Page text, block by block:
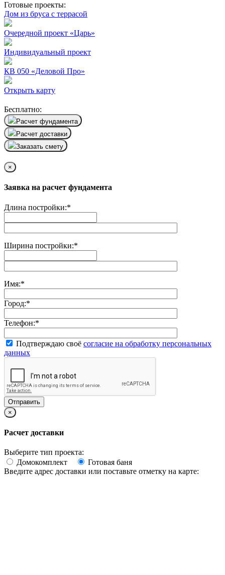
Готовые проекты:
Дом из бруса с террасой
Очередной проект «Царь»
Индивидуальный проект
КВ 050 «Деловой Про»
Открыть карту
Бесплатно:
Расчет фундамента
Расчет доставки
Заказать смету
×
Заявка на расчет фундамента
Длина постройки:*
Ширина постройки:*
Имя:*
Город:*
Телефон:*
Подтверждаю своё согласие на обработку персональных
данных
×
Расчет доставки
Выберите тип проекта:
Домокомплект
Готовая баня
Введите адрес доставки или поставьте отметку на карте: